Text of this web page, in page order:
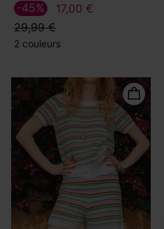
17,00 €
29,99 €
-45%
2 couleurs